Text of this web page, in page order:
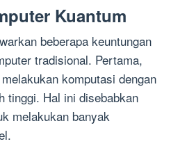
Kuantum
beberapa keuntungan
tradisional. Pertama,
komputasi dengan
tinggi. Hal ini disebabkan
melakukan banyak